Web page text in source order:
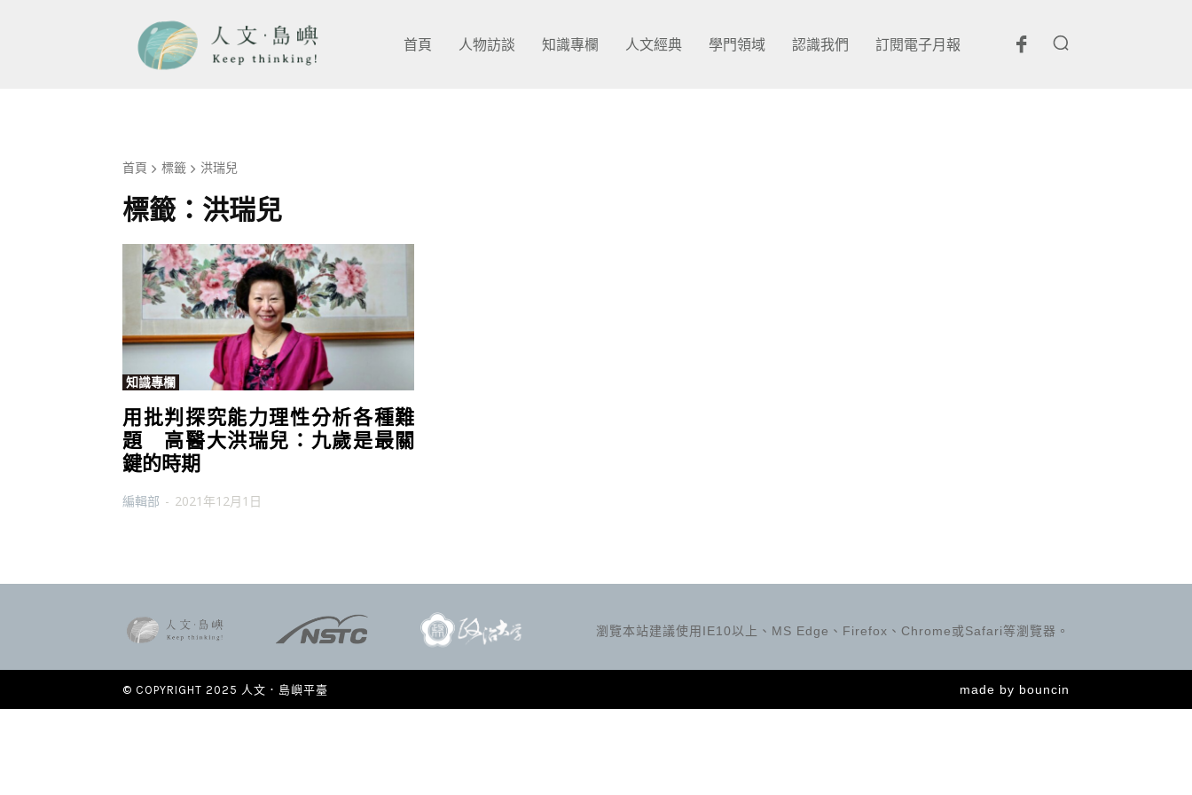
首頁 人物訪談 知識專欄 人文經典 學門領域 認識我們 訂閱電子月報
首頁 標籤 洪瑞兒
標籤： 洪瑞兒
知識專欄
用批判探究能力理性分析各種難
題 高醫大洪瑞兒：九歲是最關
鍵的時期
編輯部 - 2021年12月1日
瀏覽本站建議使用IE10以上、MS Edge、Firefox、Chrome或Safari等瀏覽器。
© COPYRIGHT 2025 人文．島嶼平臺 made by bouncin